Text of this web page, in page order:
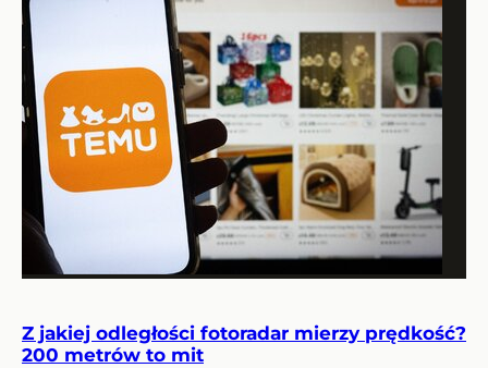
Z jakiej odległości fotoradar mierzy prędkość?
200 metrów to mit